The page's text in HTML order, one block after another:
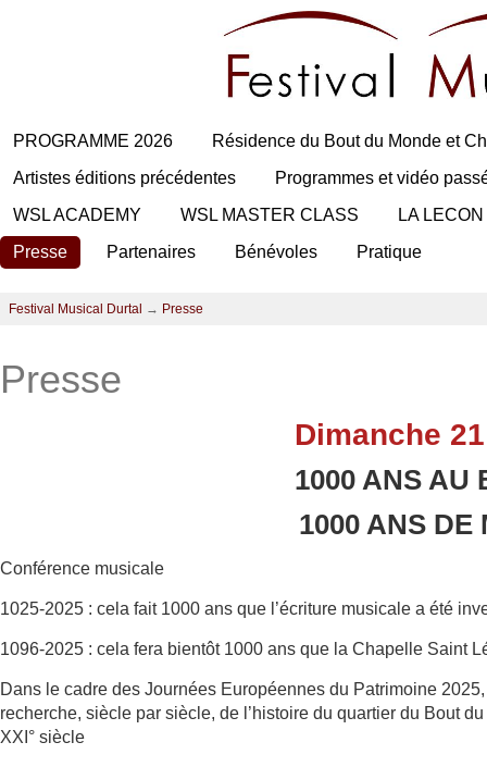
PROGRAMME 2026
Résidence du Bout du Monde et
Artistes éditions précédentes
Programmes et vidéo
WSL ACADEMY
WSL MASTER CLASS
LA
Presse
Partenaires Bénévoles Pratique
Festival Musical Durtal → Presse
Presse
Dimanche
1000 ANS AU
1000 ANS DE
Conférence musicale
1025-2025 : cela fait 1000 ans que l’écriture musicale a été
1096-2025 : cela fera bientôt 1000 ans que la Chapelle Saint
Dans le cadre des Journées Européennes du Patrimoine
recherche, siècle par siècle, de l’histoire du quartier du Bout
XXI° siècle